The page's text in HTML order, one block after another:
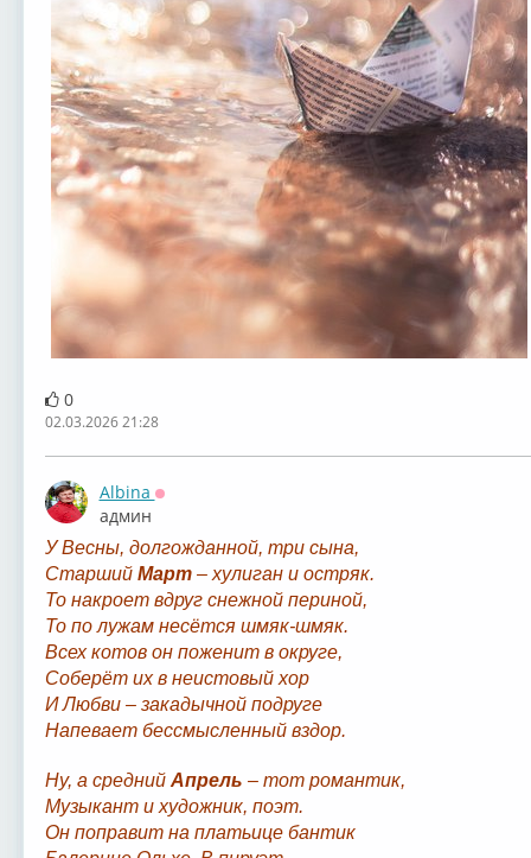
0
02.03.2026 21:28
Albina
Оффлайн
админ
У Весны, долгожданной, три сына,
Старший Март– хулиган и остряк.
То накроет вдруг снежной периной,
То по лужам несётся шмяк-шмяк.
Всех котов он поженит в округе,
Соберёт их в неистовый хор
И Любви – закадычной подруге
Напевает бессмысленный вздор.
Ну, а средний Апрель – тот романтик,
Музыкант и художник, поэт.
Он поправит на платьице бантик